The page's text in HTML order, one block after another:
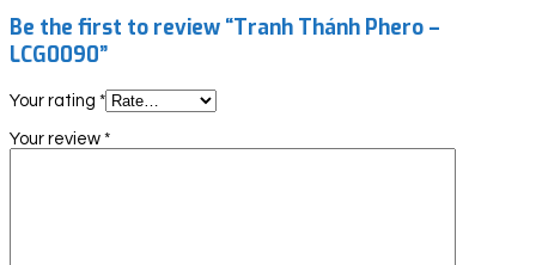
Be the first to review “Tranh Thánh Phero –
LCG0090”
Your rating *
Your review *